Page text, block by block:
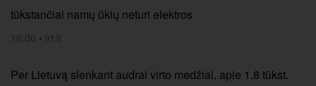
tūkstančiai namų ūkių neturi elektros
16:00 • lrt.lt
Per Lietuvą slenkant audrai virto medžiai, apie 1,8 tūkst.